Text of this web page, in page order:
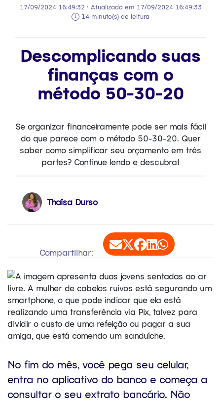
17/09/2024 16:49:32 • Atualizado em 17/09/2024 16:49:33
14 minuto(s) de leitura
Descomplicando suas
finanças com o
método 50-30-20
Se organizar financeiramente pode ser mais fácil
do que parece com o método 50-30-20. Quer
saber como simplificar seu orçamento em três
partes? Continue lendo e descubra!
Thaísa Durso
Compartilhar:
No fim do mês, você pega seu celular,
entra no aplicativo do banco e começa a
consultar o seu extrato bancário. Não